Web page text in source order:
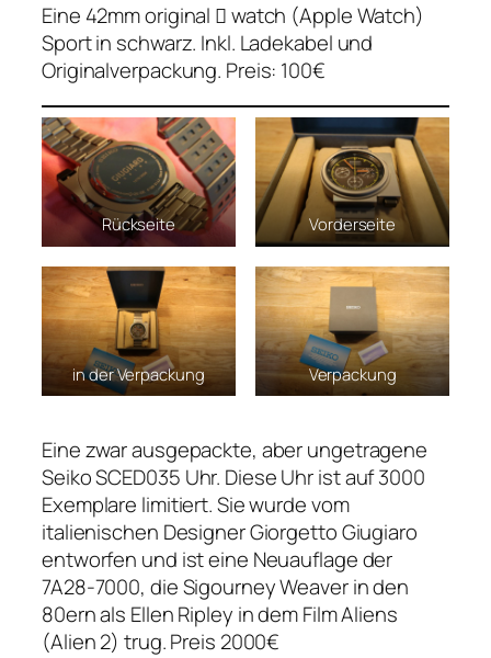
Eine 42mm original  watch (Apple Watch)
Sport in schwarz. Inkl. Ladekabel und
Originalverpackung. Preis: 100€
Rückseite Vorderseite
in der Verpackung Verpackung
Eine zwar ausgepackte, aber ungetragene
Seiko SCED035 Uhr. Diese Uhr ist auf 3000
Exemplare limitiert. Sie wurde vom
italienischen Designer Giorgetto Giugiaro
entworfen und ist eine Neuauflage der
7A28-7000, die Sigourney Weaver in den
80ern als Ellen Ripley in dem Film Aliens
(Alien 2) trug. Preis 2000€